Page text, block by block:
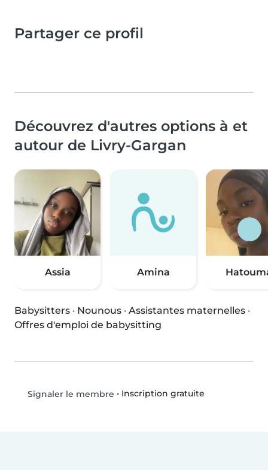
Partager ce profil
Découvrez d'autres options à et
autour de Livry-Gargan
Assia Amina
Babysitters · Nounous · Assistantes maternelles ·
Offres d'emploi de babysitting
Signaler le membre • Inscription gratuite